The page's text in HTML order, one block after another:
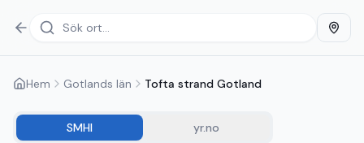
Hem Gotlands län Tofta strand Gotland
SMHI yr.no